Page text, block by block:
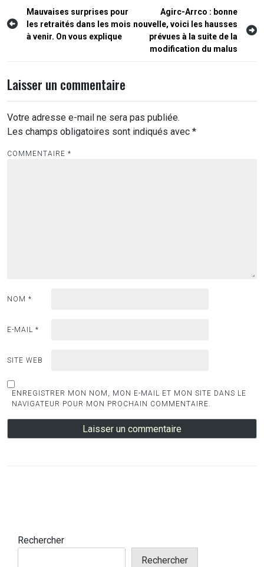
Navigation
de
Mauvaises surprises pour
les retraités dans les mois
à venir. On vous explique
Agirc-Arrco : bonne
nouvelle, voici les hausses
prévues à la suite de la
modification du malus
Laisser un commentaire
Votre adresse e-mail ne sera pas publiée.
Les champs obligatoires sont indiqués avec *
COMMENTAIRE *
NOM *
E-MAIL *
SITE WEB
ENREGISTRER MON NOM, MON E-MAIL ET MON SITE DANS LE
NAVIGATEUR POUR MON PROCHAIN COMMENTAIRE.
Rechercher
Rechercher